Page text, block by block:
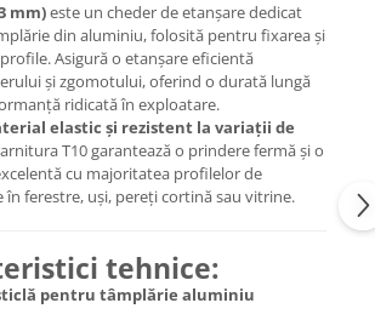
mm)este un cheder de etanșare dedicat
din aluminiu, folosită pentru fixarea și
Asigură o etanșare eficientă
și zgomotului, oferind o durată lungă
ridicată în exploatare.
elastic și rezistent la variații de
T10 garantează o prindere fermă și o
cu majoritatea profilelor de
ferestre, uși, pereți cortină sau vitrine.
tehnice:
pentru tâmplărie aluminiu